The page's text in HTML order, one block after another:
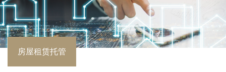
房屋租赁托管